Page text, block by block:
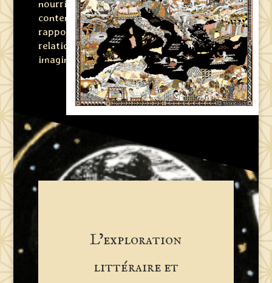
nourrissent des réflexions
contemporaines, interrogent notre
rapport à la nature et à la culture, notre
relation au monde réel et aux mondes
imaginaires.
L’exploration
littéraire et